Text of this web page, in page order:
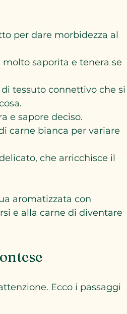
per dare morbidezza al
saporita e tenera se
tessuto connettivo che si
e sapore deciso.
carne bianca per variare
che arricchisce il
aromatizzata con
e alla carne di diventare
Ecco i passaggi